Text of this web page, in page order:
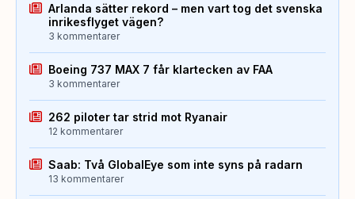
Arlanda sätter rekord – men vart tog det svenska
inrikesflyget vägen?
3 kommentarer
Boeing 737 MAX 7 får klartecken av FAA
3 kommentarer
262 piloter tar strid mot Ryanair
12 kommentarer
Saab: Två GlobalEye som inte syns på radarn
13 kommentarer